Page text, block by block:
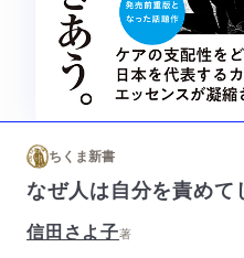
ちくま新書
なぜ人は自分を責めて
信田さよ子著